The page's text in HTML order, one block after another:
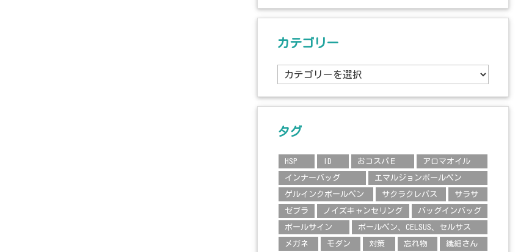
カテゴリー
テ
リ
ー
タグ
HSP ID おコスパＥ アロマオイル
インナーバッグ エマルジョンボールペン
ゲルインクボールペン サクラクレパス サラサ
ゼブラ ノイズキャンセリング バッグインバッグ
ボールサイン ボールペン、CELSUS、セルサス
メガネ モダン 対策 忘れ物 繊細さん